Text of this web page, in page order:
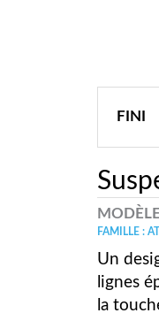
FINI
FAMILLE :
Un
lignes
la